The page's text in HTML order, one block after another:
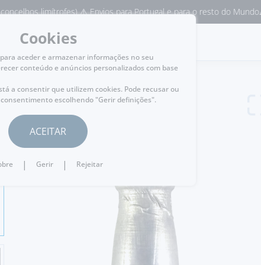
⚠️ Envios para Portugal e para o resto do Mundo⚠️
Cookies
aceder e armazenar informações no seu
conteúdo e anúncios personalizados com base
a consentir que utilizem cookies. Pode recusar ou
escolhendo "Gerir definições".
ACEITAR
| Gerir | Rejeitar